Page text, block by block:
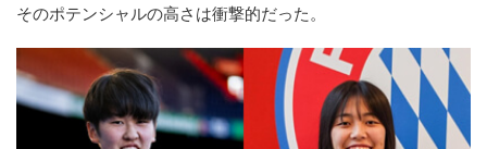
そのポテンシャルの高さは衝撃的だった。